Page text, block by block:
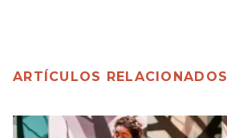
ARTÍCULOS RELACIONADOS